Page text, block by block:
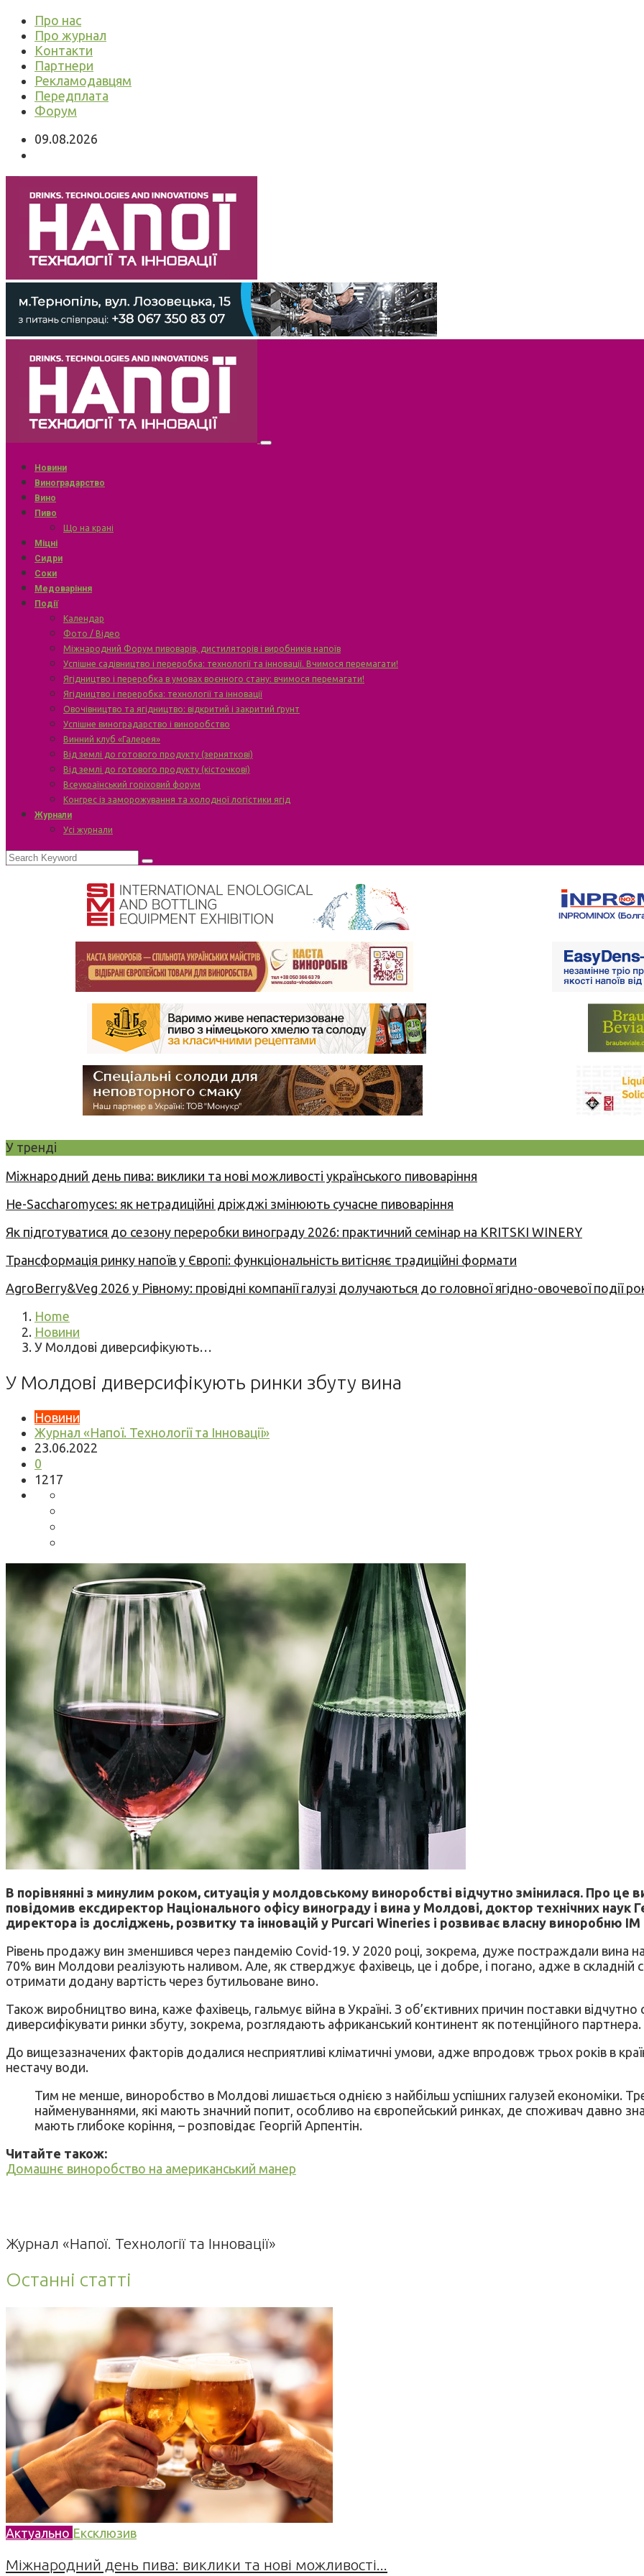
Про нас
Про журнал
Контакти
Партнери
Рекламодавцям
Передплата
Форум
09.08.2026
Новини
Виноградарство
Вино
Пиво
Що на крані
Міцні
Сидри
Соки
Медоваріння
Події
Календар
Фото / Відео
Міжнародний Форум пивоварів, дистиляторів і виробників напоїв
Успішне садівництво і переробка: технології та інновації. Вчимося перемагати!
Ягідництво і переробка в умовах воєнного стану: вчимося перемагати!
Ягідництво і переробка: технології та інновації
Овочівництво та ягідництво: відкритий і закритий ґрунт
Успішне виноградарство і виноробство
Винний клуб «Галерея»
Від землі до готового продукту (зерняткові)
Від землі до готового продукту (кісточкові)
Всеукраїнський горіховий форум
Конгрес із заморожування та холодної логістики ягід
Журнали
Усі журнали
У тренді
Міжнародний день пива: виклики та нові можливості українського пивоваріння
Не-Saccharomyces: як нетрадиційні дріжджі змінюють сучасне пивоваріння
Як підготуватися до сезону переробки винограду 2026: практичний семінар на KRITSKI WINERY
Трансформація ринку напоїв у Європі: функціональність витісняє традиційні формати
AgroBerry&Veg 2026 у Рівному: провідні компанії галузі долучаються до головної ягідно-овочевої події
Home
Новини
У Молдові диверсифікують…
У Молдові диверсифікують ринки збуту вина
Новини
Журнал «Напої. Технології та Інновації»
23.06.2022
0
1217
В порівнянні з минулим роком, ситуація у молдовському виноробстві відчутно змінилася. Про це
повідомив ексдиректор Національного офісу винограду і вина у Молдові, доктор технічних наук
директора із досліджень, розвитку та інновацій у Purcari Wineries і розвиває власну виноробню
Рівень продажу вин зменшився через пандемію Covid-19. У 2020 році, зокрема, дуже постраждали вина
70% вин Молдови реалізують наливом. Але, як стверджує фахівець, це і добре, і погано, адже в складній
отримати додану вартість через бутильоване вино.
Також виробництво вина, каже фахівець, гальмує війна в Україні. З об’єктивних причин поставки
диверсифікувати ринки збуту, зокрема, розглядають африканський континент як потенційного партнера.
До вищезазначених факторів додалися несприятливі кліматичні умови, адже впродовж трьох років в
нестачу води.
Тим не менше, виноробство в Молдові лишається однією з найбільш успішних галузей економіки.
найменуваннями, які мають значний попит, особливо на європейський ринках, де споживач давно
мають глибоке коріння, – розповідає Георгій Арпентін.
Читайте також:
Домашнє виноробство на американський манер
Журнал «Напої. Технології та Інновації»
Останні статті
Актуально Ексклюзив
Міжнародний день пива: виклики та нові можливості...